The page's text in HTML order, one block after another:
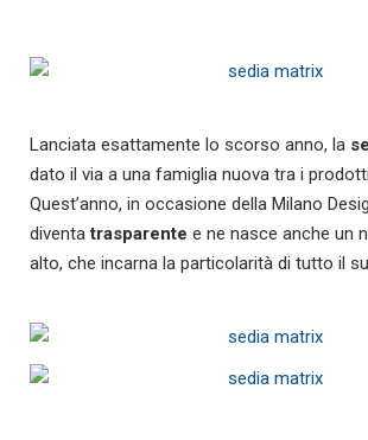
Lanciata esattamente lo scorso anno, la
dato il via a una famiglia nuova tra i
Quest’anno, in occasione della Milano
diventatrasparente e ne nasce anche un
alto, che incarna la particolarità di tutto il